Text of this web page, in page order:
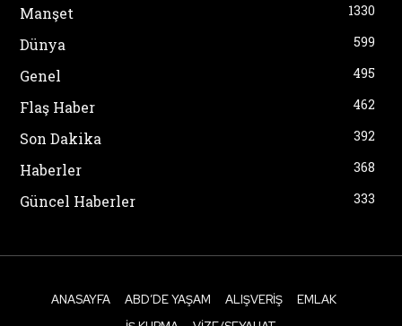
Manşet 1330
Dünya 599
Genel 495
Flaş Haber 462
Son Dakika 392
Haberler 368
Güncel Haberler 333
ANASAYFA ABD’DE YAŞAM ALIŞVERIŞ
EMLAK